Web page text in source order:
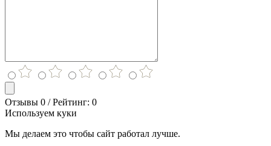
Отзывы 0 / Рейтинг: 0
Используем куки
Мы делаем это чтобы сайт работал лучше.